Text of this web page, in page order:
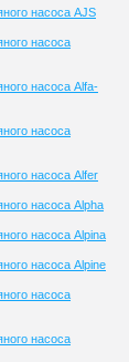
насоса AJS
насоса
насоса Alfa-
насоса
насоса Alfer
насоса Alpha
насоса Alpina
насоса Alpine
насоса
насоса